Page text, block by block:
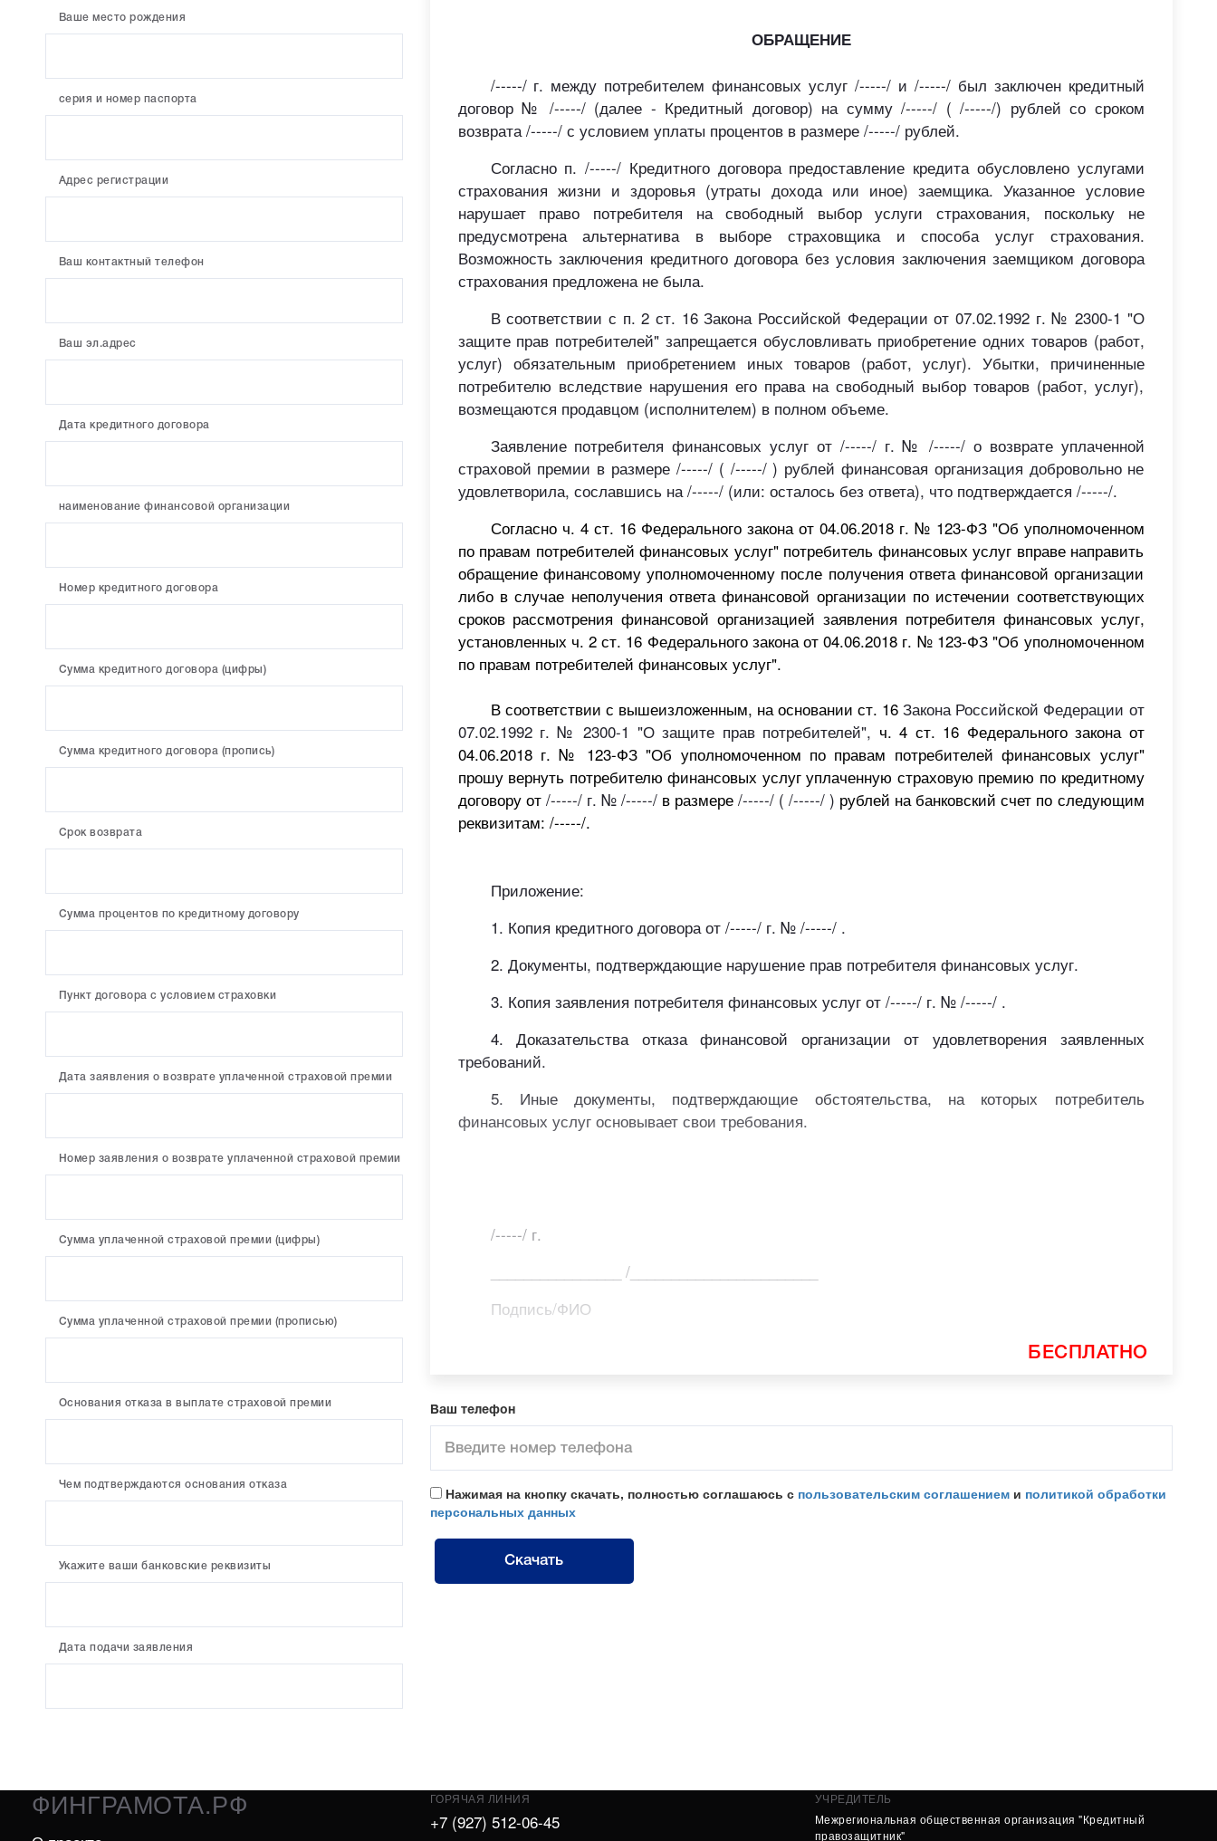
Ваше место рождения
серия и номер паспорта
Адрес регистрации
Ваш контактный телефон
Ваш эл.адрес
Дата кредитного договора
наименование финансовой организации
Номер кредитного договора
Сумма кредитного договора (цифры)
Сумма кредитного договора (пропись)
Срок возврата
Сумма процентов по кредитному договору
Пункт договора с условием страховки
Дата заявления о возврате уплаченной страховой премии
Номер заявления о возврате уплаченной страховой премии
Сумма уплаченной страховой премии (цифры)
Сумма уплаченной страховой премии (прописью)
Основания отказа в выплате страховой премии
Чем подтверждаются основания отказа
Укажите ваши банковские реквизиты
Дата подачи заявления
ОБРАЩЕНИЕ
/-----/ г. между потребителем финансовых услуг /-----/ и /-----/ был заключен кредитный
договор № /-----/ (далее - Кредитный договор) на сумму /-----/ ( /-----/) рублей со сроком
возврата /-----/ с условием уплаты процентов в размере /-----/ рублей.
Согласно п. /-----/ Кредитного договора предоставление кредита обусловлено услугами
страхования жизни и здоровья (утраты дохода или иное) заемщика. Указанное условие
нарушает право потребителя на свободный выбор услуги страхования, поскольку не
предусмотрена альтернатива в выборе страховщика и способа услуг страхования.
Возможность заключения кредитного договора без условия заключения заемщиком договора
страхования предложена не была.
В соответствии с п. 2 ст. 16 Закона Российской Федерации от 07.02.1992 г. № 2300-1 "О
защите прав потребителей" запрещается обусловливать приобретение одних товаров (работ,
услуг) обязательным приобретением иных товаров (работ, услуг). Убытки, причиненные
потребителю вследствие нарушения его права на свободный выбор товаров (работ, услуг),
возмещаются продавцом (исполнителем) в полном объеме.
Заявление потребителя финансовых услуг от /-----/ г. № /-----/ о возврате уплаченной
страховой премии в размере /-----/ ( /-----/ ) рублей финансовая организация добровольно не
удовлетворила, сославшись на /-----/ (или: осталось без ответа), что подтверждается /-----/.
Согласно ч. 4 ст. 16 Федерального закона от 04.06.2018 г. № 123-ФЗ "Об уполномоченном
по правам потребителей финансовых услуг" потребитель финансовых услуг вправе направить
обращение финансовому уполномоченному после получения ответа финансовой организации
либо в случае неполучения ответа финансовой организации по истечении соответствующих
сроков рассмотрения финансовой организацией заявления потребителя финансовых услуг,
установленных ч. 2 ст. 16 Федерального закона от 04.06.2018 г. № 123-ФЗ "Об уполномоченном
по правам потребителей финансовых услуг".
В соответствии с вышеизложенным, на основании ст. 16 Закона Российской Федерации от
07.02.1992 г. № 2300-1 "О защите прав потребителей", ч. 4 ст. 16 Федерального закона от
04.06.2018 г. № 123-ФЗ "Об уполномоченном по правам потребителей финансовых услуг"
прошу вернуть потребителю финансовых услуг уплаченную страховую премию по кредитному
договору от/-----/ г. № /-----/ в размере/-----/ ( /-----/ ) рублей на банковский счет по следующим
реквизитам: /-----/.
Приложение:
1. Копия кредитного договора от /-----/ г. № /-----/ .
2. Документы, подтверждающие нарушение прав потребителя финансовых услуг.
3. Копия заявления потребителя финансовых услуг от /-----/ г. № /-----/ .
4. Доказательства отказа финансовой организации от удовлетворения заявленных
требований.
5. Иные документы, подтверждающие обстоятельства, на которых потребитель
финансовых услуг основывает свои требования.
/-----/ г.
________________ /_______________________
Подпись/ФИО
БЕСПЛАТНО
Ваш телефон
Нажимая на кнопку скачать, полностью соглашаюсь с пользовательским соглашениеми политикой обработки
персональных данных
Скачать
ФИНГРАМОТА.РФ ГОРЯЧАЯ ЛИНИЯ
+7 (927) 512-06-45
УЧРЕДИТЕЛЬ
Межрегиональная общественная организация "Кредитный
правозащитник"